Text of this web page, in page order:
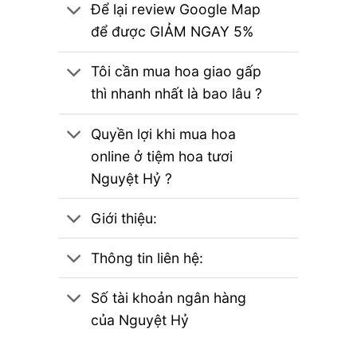
Để lại review Google Map
để được GIẢM NGAY 5%
Tôi cần mua hoa giao gấp
thì nhanh nhất là bao lâu ?
Quyền lợi khi mua hoa
online ở tiệm hoa tươi
Nguyệt Hỷ ?
Giới thiệu:
Thông tin liên hệ:
Số tài khoản ngân hàng
của Nguyệt Hỷ